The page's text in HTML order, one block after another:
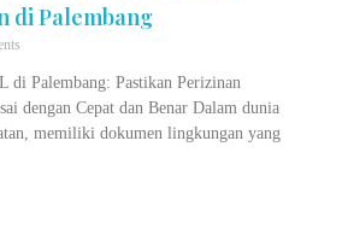
di Palembang
di Palembang: Pastikan Perizinan
dengan Cepat dan Benar Dalam dunia
memiliki dokumen lingkungan yang